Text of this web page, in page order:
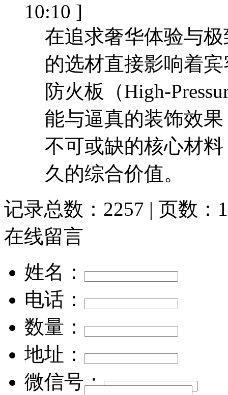
10:10 ]
在追求奢华体验与
的选材直接影响着
防火板（High-
能与逼真的装饰效
不可或缺的核心材
久的综合价值。
记录总数：2257 | 页数：
在线留言
姓名：
电话：
数量：
地址：
微信号：